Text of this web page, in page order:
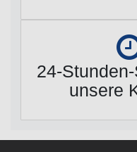
24-
unsere